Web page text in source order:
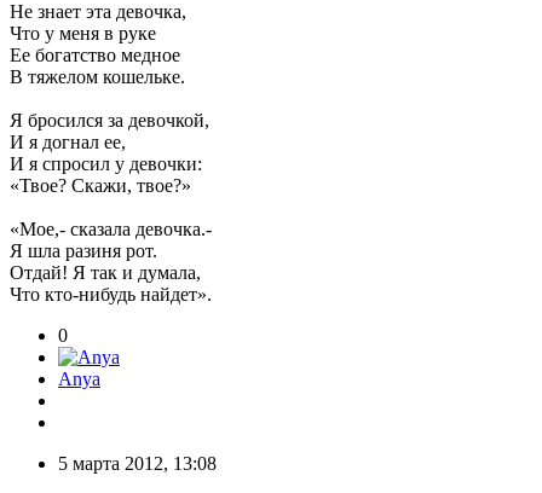
Не знает эта девочка,
Что у меня в руке
Ее богатство медное
В тяжелом кошельке.
Я бросился за девочкой,
И я догнал ее,
И я спросил у девочки:
«Твое? Скажи, твое?»
«Мое,- сказала девочка.-
Я шла разиня рот.
Отдай! Я так и думала,
Что кто-нибудь найдет».
0
Anya
5 марта 2012, 13:08